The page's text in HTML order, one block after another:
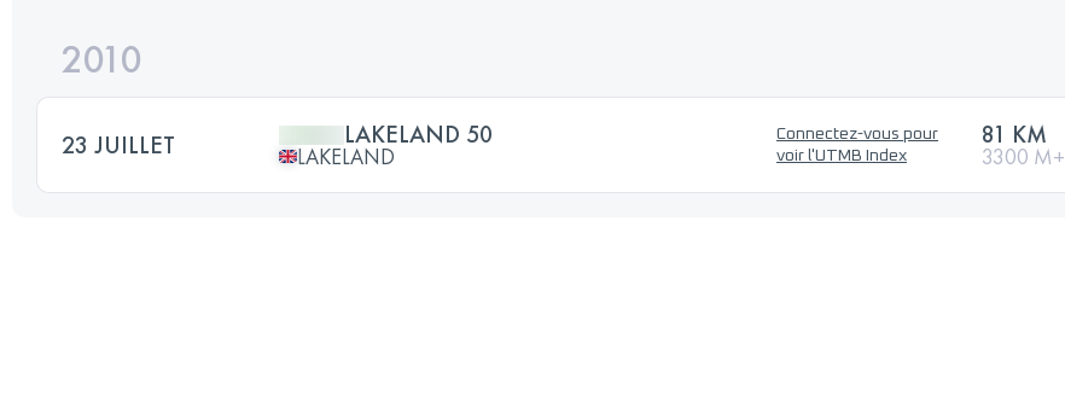
2010
23 JUILLET LAKELAND 50
LAKELAND
Connectez-vous pour
voir l'UTMB Index
81 KM
3300 M+